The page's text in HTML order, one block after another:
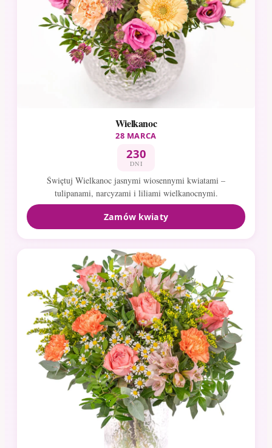
Wielkanoc
28 MARCA
230
DNI
Świętuj Wielkanoc jasnymi wiosennymi kwiatami –
tulipanami, narcyzami i liliami wielkanocnymi.
Zamów kwiaty